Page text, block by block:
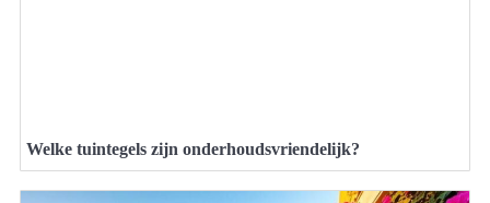
Welke tuintegels zijn onderhoudsvriendelijk?